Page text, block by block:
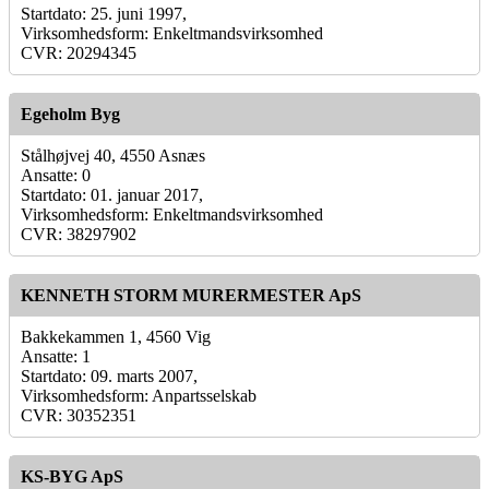
Startdato: 25. juni 1997,
Virksomhedsform: Enkeltmandsvirksomhed
CVR: 20294345
Egeholm Byg
Stålhøjvej 40, 4550 Asnæs
Ansatte: 0
Startdato: 01. januar 2017,
Virksomhedsform: Enkeltmandsvirksomhed
CVR: 38297902
KENNETH STORM MURERMESTER ApS
Bakkekammen 1, 4560 Vig
Ansatte: 1
Startdato: 09. marts 2007,
Virksomhedsform: Anpartsselskab
CVR: 30352351
KS-BYG ApS